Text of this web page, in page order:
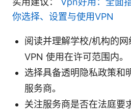
你选择、设置与使用VPN
阅读并理解学校/机构的
VPN 使用在许可范围内。
选择具备透明隐私政策和
服务商。
关注服务商是否在法庭要